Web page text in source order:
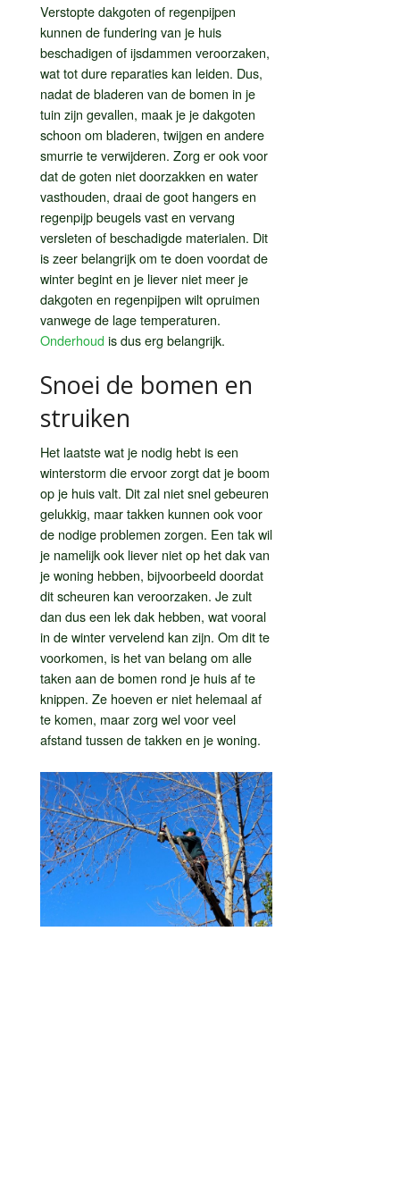
Verstopte dakgoten of regenpijpen
kunnen de fundering van je huis
beschadigen of ijsdammen veroorzaken,
wat tot dure reparaties kan leiden. Dus,
nadat de bladeren van de bomen in je
tuin zijn gevallen, maak je je dakgoten
schoon om bladeren, twijgen en andere
smurrie te verwijderen. Zorg er ook voor
dat de goten niet doorzakken en water
vasthouden, draai de goot hangers en
regenpijp beugels vast en vervang
versleten of beschadigde materialen. Dit
is zeer belangrijk om te doen voordat de
winter begint en je liever niet meer je
dakgoten en regenpijpen wilt opruimen
vanwege de lage temperaturen.
Onderhoud is dus erg belangrijk.
Snoei de bomen en
struiken
Het laatste wat je nodig hebt is een
winterstorm die ervoor zorgt dat je boom
op je huis valt. Dit zal niet snel gebeuren
gelukkig, maar takken kunnen ook voor
de nodige problemen zorgen. Een tak wil
je namelijk ook liever niet op het dak van
je woning hebben, bijvoorbeeld doordat
dit scheuren kan veroorzaken. Je zult
dan dus een lek dak hebben, wat vooral
in de winter vervelend kan zijn. Om dit te
voorkomen, is het van belang om alle
taken aan de bomen rond je huis af te
knippen. Ze hoeven er niet helemaal af
te komen, maar zorg wel voor veel
afstand tussen de takken en je woning.